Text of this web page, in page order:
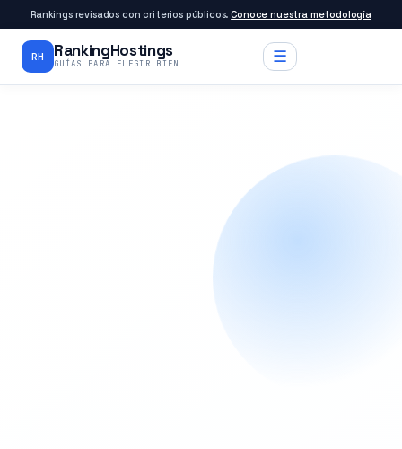
Rankings revisados con criterios públicos.Conoce nuestra metodología
RH RankingHostings
GUÍAS PARA ELEGIR BIEN ☰